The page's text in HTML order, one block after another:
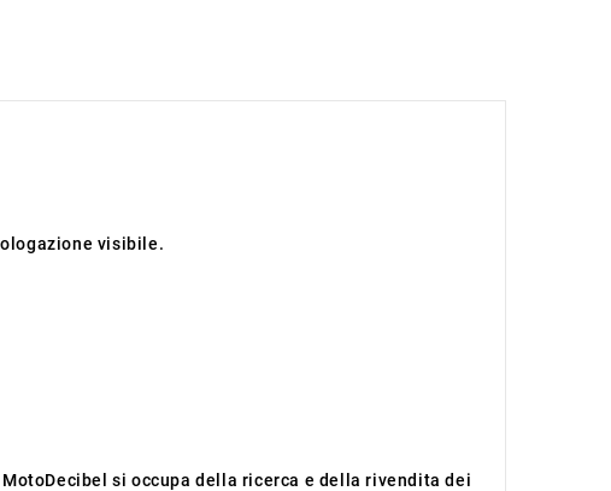
visibile.
si occupa della ricerca e della rivendita dei